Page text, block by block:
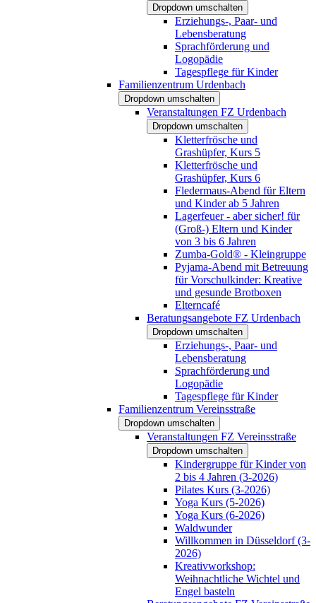
Dropdown umschalten
Erziehungs-, Paar- und
Lebensberatung
Sprachförderung und
Logopädie
Tagespflege für Kinder
Familienzentrum Urdenbach
Dropdown umschalten
Veranstaltungen FZ Urdenbach
Dropdown umschalten
Kletterfrösche und
Grashüpfer, Kurs 5
Kletterfrösche und
Grashüpfer, Kurs 6
Fledermaus-Abend für Eltern
und Kinder ab 5 Jahren
Lagerfeuer - aber sicher! für
(Groß-) Eltern und Kinder
von 3 bis 6 Jahren
Zumba-Gold® - Kleingruppe
Pyjama-Abend mit Betreuung
für Vorschulkinder: Kreative
und gesunde Brotboxen
Elterncafé
Beratungsangebote FZ Urdenbach
Dropdown umschalten
Erziehungs-, Paar- und
Lebensberatung
Sprachförderung und
Logopädie
Tagespflege für Kinder
Familienzentrum Vereinsstraße
Dropdown umschalten
Veranstaltungen FZ Vereinsstraße
Dropdown umschalten
Kindergruppe für Kinder von
2 bis 4 Jahren (3-2026)
Pilates Kurs (3-2026)
Yoga Kurs (5-2026)
Yoga Kurs (6-2026)
Waldwunder
Willkommen in Düsseldorf (3-
2026)
Kreativworkshop:
Weihnachtliche Wichtel und
Engel basteln